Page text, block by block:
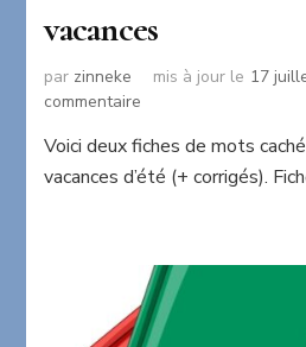
vacances
par zinneke mis à jour le 17
commentaire
cachés
sur
vacances
Voici deux fiches de mots
vacances d’été (+ corrigés).